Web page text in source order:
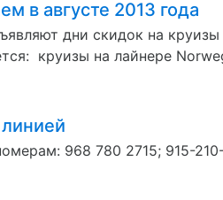
в августе 2013 года
дни скидок на
круизы на лайнере
968 780 2715; 915-